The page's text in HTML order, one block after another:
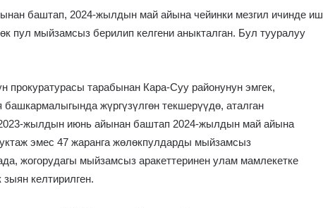
баштап, 2024-жылдын май айына чейинки мезгил ичинде иш
пул мыйзамсыз берилип келгени аныкталган. Бул тууралуу
тарабынан Кара-Суу районунун эмгек,
жүргүзүлгөн текшерүүдө, аталган
жылдын июнь айынан баштап 2024-жылдын май айына
эмес 47 жаранга жөлөкпулдарды мыйзамсыз
жогорудагы мыйзамсыз аракеттеринен улам мамлекетке
келтирилген.